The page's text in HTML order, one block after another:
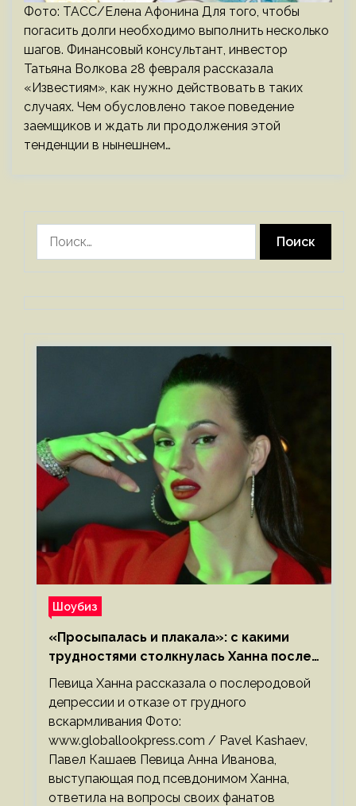
Фото: ТАСС/Елена Афонина Для того, чтобы
погасить долги необходимо выполнить несколько
шагов. Финансовый консультант, инвестор
Татьяна Волкова 28 февраля рассказала
«Известиям», как нужно действовать в таких
случаях. Чем обусловлено такое поведение
заемщиков и ждать ли продолжения этой
тенденции в нынешнем…
Шоубиз
«Просыпалась и плакала»: с какими
трудностями столкнулась Ханна после
родов
Певица Ханна рассказала о послеродовой
депрессии и отказе от грудного
вскармливания Фото:
www.globallookpress.com / Pavel Kashaev,
Павел Кашаев Певица Анна Иванова,
выступающая под псевдонимом Ханна,
ответила на вопросы своих фанатов